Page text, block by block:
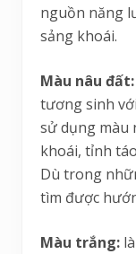
nguồn năng
sảng khoái.
Màu nâu đất:
tương sinh
sử dụng màu
khoái, tỉnh
Dù trong
tìm được
Màu trắng: